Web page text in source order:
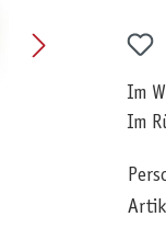
Im
Im